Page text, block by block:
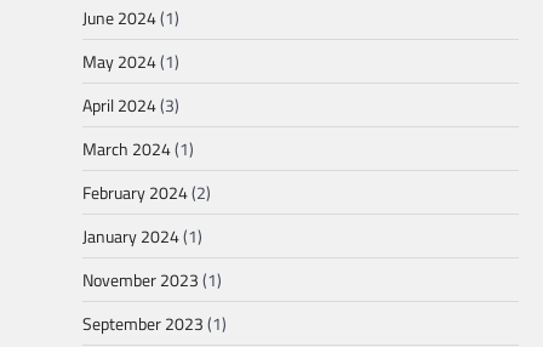
June 2024(1)
May 2024(1)
April 2024(3)
March 2024(1)
February 2024(2)
January 2024(1)
November 2023(1)
September 2023(1)